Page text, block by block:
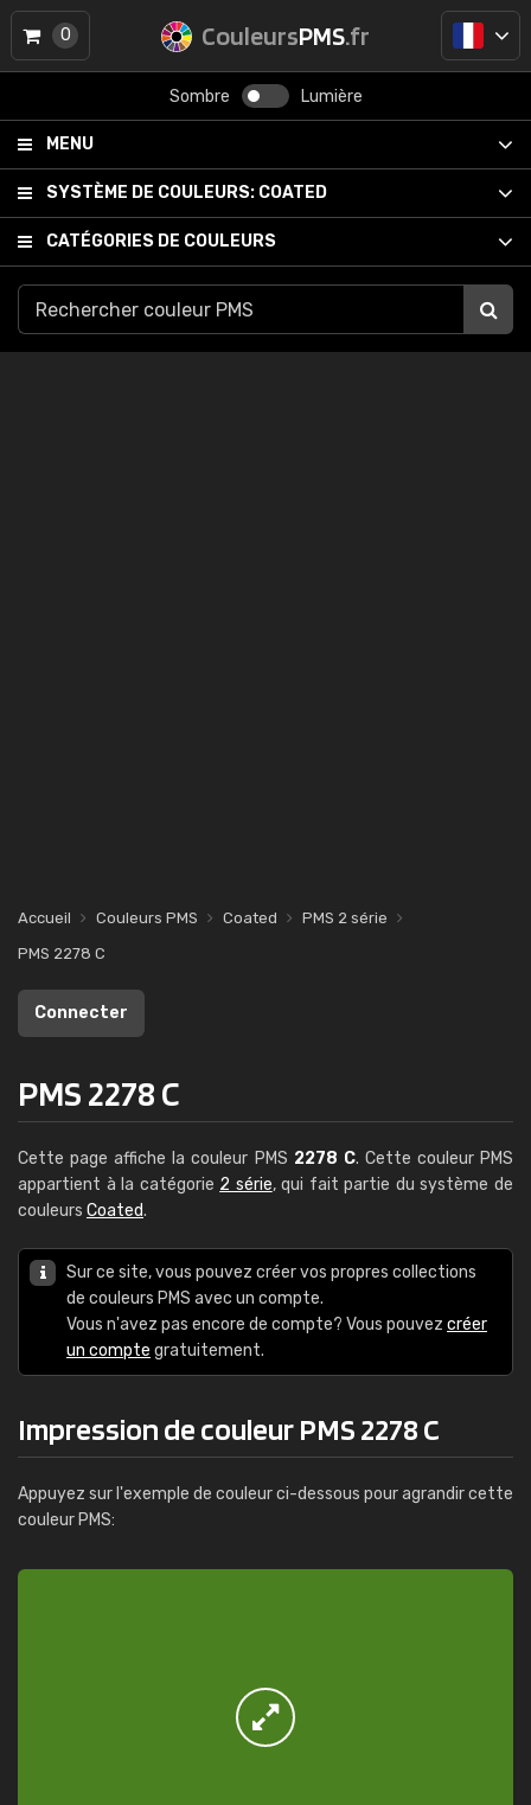
CouleursPMS.fr
Sombre Lumière
MENU
SYSTÈME DE COULEURS: COATED
CATÉGORIES DE COULEURS
0
Accueil Couleurs PMS Coated
PMS 2 série
PMS 2278 C
Connecter
PMS 2278 C
Cette page affiche la couleur PMS 2278 C. Cette couleur PMS
appartient à la catégorie 2 série, qui fait partie du système de
couleurs Coated.
Sur ce site, vous pouvez créer vos propres collections
de couleurs PMS avec un compte.
Vous n'avez pas encore de compte? Vous pouvez créer
un compte gratuitement.
Impression de couleur PMS 2278 C
Appuyez sur l'exemple de couleur ci-dessous pour agrandir cette
couleur PMS: